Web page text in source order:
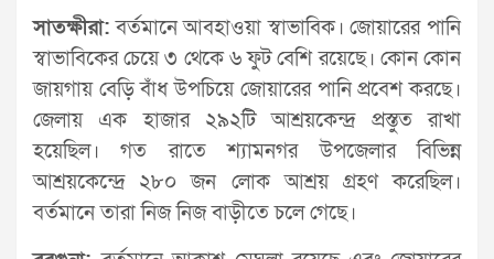
সাতক্ষীরা: বর্তমানে আবহাওয়া স্বাভাবিক। জোয়ারের পানি
স্বাভাবিকের চেয়ে ৩ থেকে ৬ ফুট বেশি রয়েছে। কোন কোন
জায়গায় বেড়ি বাঁধ উপচিয়ে জোয়ারের পানি প্রবেশ করছে।
জেলায় এক হাজার ২৯২টি আশ্রয়কেন্দ্র প্রস্তুত রাখা
হয়েছিল। গত রাতে শ্যামনগর উপজেলার বিভিন্ন
আশ্রয়কেন্দ্রে ২৮০ জন লোক আশ্রয় গ্রহণ করেছিল।
বর্তমানে তারা নিজ নিজ বাড়ীতে চলে গেছে।